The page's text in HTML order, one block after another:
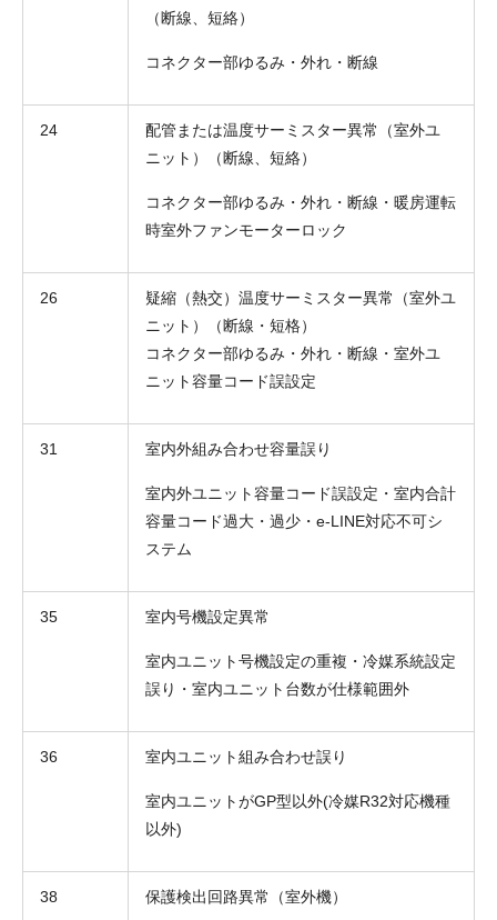
（断線、短絡）
コネクター部ゆるみ・外れ・断線
24
配管または温度サーミスター異常（室外ユ
ニット）（断線、短絡）
コネクター部ゆるみ・外れ・断線・暖房運転
時室外ファンモーターロック
26
疑縮（熱交）温度サーミスター異常（室外ユ
ニット）（断線・短格）
コネクター部ゆるみ・外れ・断線・室外ユ
ニット容量コード誤設定
31 室内外組み合わせ容量誤り
室内外ユニット容量コード誤設定・室内合計
容量コード過大・過少・e-LINE対応不可シ
ステム
35 室内号機設定異常
室内ユニット号機設定の重複・冷媒系統設定
誤り・室内ユニット台数が仕様範囲外
36 室内ユニット組み合わせ誤り
室内ユニットがGP型以外(冷媒R32対応機種
以外)
38 保護検出回路異常（室外機）
お名前
メールアドレス
機器お見積り依頼
ご相談
その他